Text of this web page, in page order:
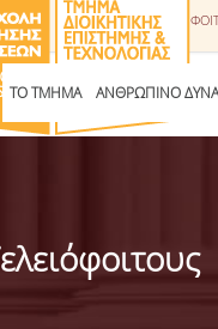
ΤΟ ΤΜΗΜΑ ΑΝΘΡΩΠΙΝΟ